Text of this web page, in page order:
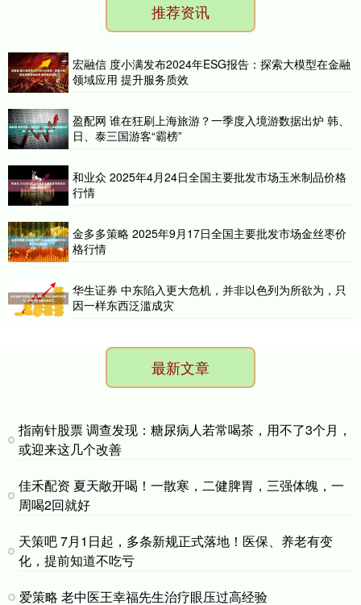
推荐资讯
宏融信 度小满发布2024年ESG报告：探索大模型在金融
领域应用 提升服务质效
盈配网 谁在狂刷上海旅游？一季度入境游数据出炉 韩、
日、泰三国游客“霸榜”
和业众 2025年4月24日全国主要批发市场玉米制品价格
行情
金多多策略 2025年9月17日全国主要批发市场金丝枣价
格行情
华生证券 中东陷入更大危机，并非以色列为所欲为，只
因一样东西泛滥成灾
最新文章
指南针股票 调查发现：糖尿病人若常喝茶，用不了3个月，
或迎来这几个改善
佳禾配资 夏天敞开喝！一散寒，二健脾胃，三强体魄，一
周喝2回就好
天策吧 7月1日起，多条新规正式落地！医保、养老有变
化，提前知道不吃亏
爱策略 老中医王幸福先生治疗眼压过高经验